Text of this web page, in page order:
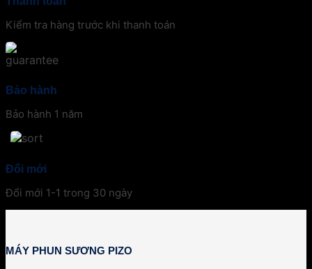
Kiểm tra hàng trước khi thanh toán
Bảo hành
Bảo hành 1 năm
Đổi mới
Đổi mới 1-1 trong 30 ngày
MÁY PHUN SƯƠNG PIZO